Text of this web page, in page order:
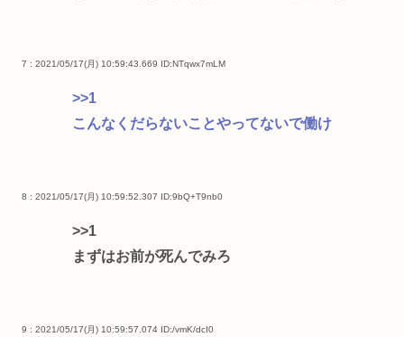
7 : 2021/05/17(月) 10:59:43.669 ID:NTqwx7mLM
>>1
こんなくだらないことやってないで働け
8 : 2021/05/17(月) 10:59:52.307 ID:9bQ+T9nb0
>>1
まずはお前が死んでみろ
9 : 2021/05/17(月) 10:59:57.074 ID:/vmK/dcI0